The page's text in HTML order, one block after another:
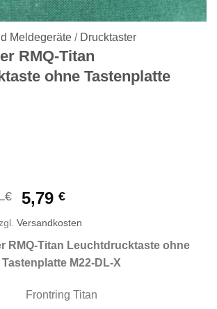
Meldegeräte / Drucktaster
RMQ-Titan
ohne Tastenplatte
€
Ursprünglicher
war:
11,58 €
5,79€Aktueller
ist:
5,79 €.
Versandkosten
RMQ-Titan Leuchtdrucktaste ohne
Tastenplatte M22-DL-X
Frontring Titan